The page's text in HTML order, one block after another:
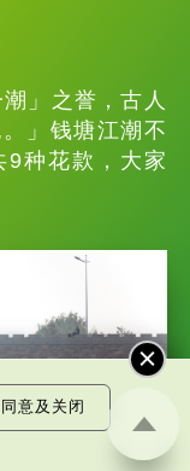
」之誉，古人
」钱塘江潮不
9种花款，大家
同意及关闭